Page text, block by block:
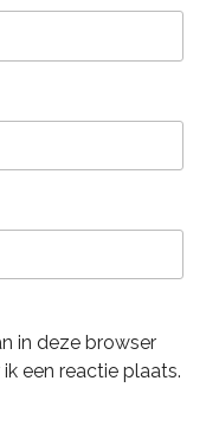
in deze browser
een reactie plaats.